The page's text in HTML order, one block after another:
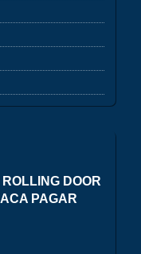
berbentuk
jadi
DOOR
PAGAR